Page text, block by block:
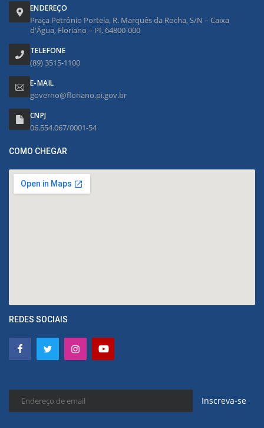
ENDEREÇO
Praça Petrônio Portela, R. Marquês da Rocha, S/N – Caixa
d'Água, Floriano – PI, 64800-000
TELEFONE
(89) 3515-1100
E-MAIL
governo@floriano.pi.gov.br
CNPJ
06.554.067/0001-54
COMO CHEGAR
REDES SOCIAIS
Inscreva-se